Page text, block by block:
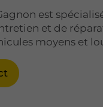
est
et de
moyens et